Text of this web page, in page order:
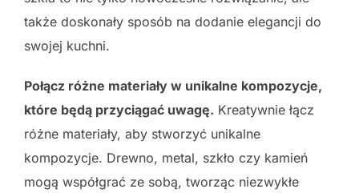
także doskonały sposób na dodanie elegancji do
swojej kuchni.
Połącz różne materiały w unikalne kompozycje,
które będą przyciągać uwagę. Kreatywnie łącz
różne materiały, aby stworzyć unikalne
kompozycje. Drewno, metal, szkło czy kamień
mogą współgrać ze sobą, tworząc niezwykłe